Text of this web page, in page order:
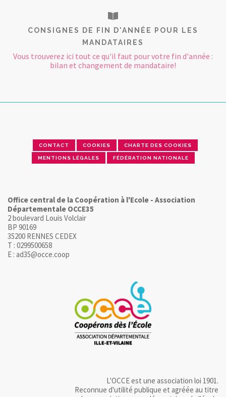
CONSIGNES DE FIN D'ANNÉE POUR LES
MANDATAIRES
Vous trouverez ici tout ce qu'il faut pour votre fin d'année :
bilan et changement de mandataire!
CONTACT COOKIES CHARTE DES COOKIES
MENTIONS LÉGALES FÉDÉRATION NATIONALE
Office central de la Coopération à l'Ecole - Association
Départementale OCCE35
2 boulevard Louis Volclair
BP 90169
35200 RENNES CEDEX
T : 0299500658
E : ad35@occe.coop
L'OCCE est une association loi 1901.
Reconnue d'utilité publique et agréée au titre